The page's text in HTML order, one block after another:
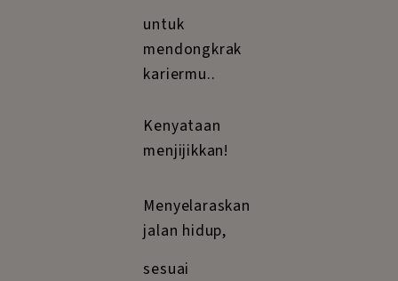
untuk
mendongkrak
kariermu..
Kenyataan
menjijikkan!
Menyelaraskan
jalan hidup,
sesuai